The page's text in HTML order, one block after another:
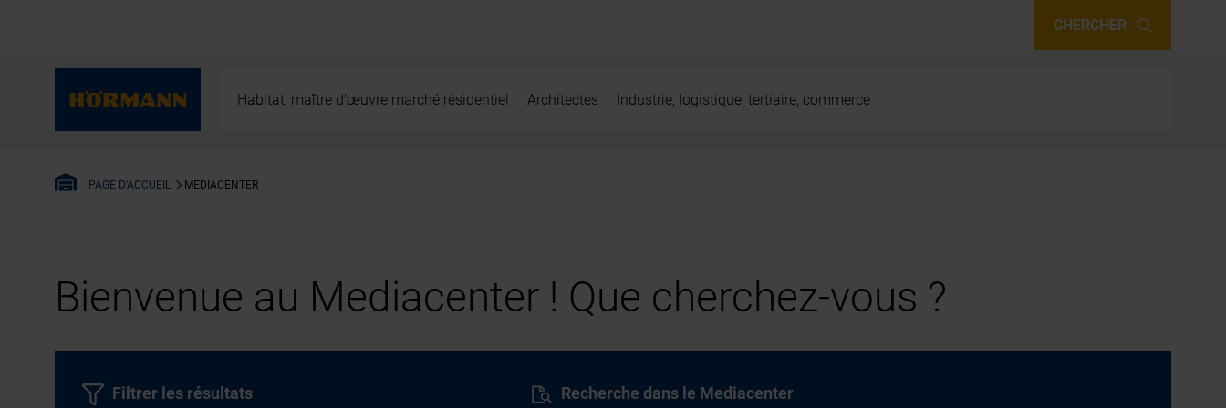
CHERCHER
Habitat, maître d’œuvre marché résidentiel Architectes Industrie, logistique, tertiaire, commerce
PAGE D'ACCUEIL MEDIACENTER
Bienvenue au Mediacenter ! Que cherchez-vous ?
Recherche dans le Mediacenter
Filtrer les résultats